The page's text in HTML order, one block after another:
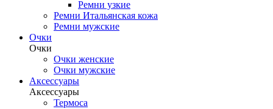
Ремни узкие
Ремни Итальянская кожа
Ремни мужские
Очки
Очки
Очки женские
Очки мужские
Аксессуары
Аксессуары
Термоса